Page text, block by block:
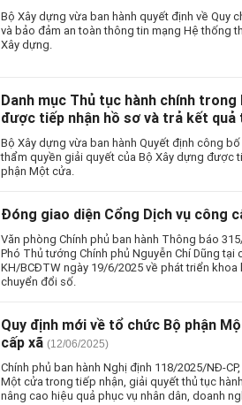
Bộ Xây dựng vừa ban hành quyết định về Quy
và bảo đảm an toàn thông tin mạng Hệ thống
Xây dựng.
Danh mục Thủ tục hành chính
được tiếp nhận hồ sơ và trả kết quả
Bộ Xây dựng vừa ban hành Quyết định công
thẩm quyền giải quyết của Bộ Xây dựng được
phận Một cửa.
Đóng giao diện Cổng Dịch vụ công
Văn phòng Chính phủ ban hành Thông báo
Phó Thủ tướng Chính phủ Nguyễn Chí Dũng
KH/BCĐTW ngày 19/6/2025 về phát triển
chuyển đổi số.
Quy định mới về tổ chức Bộ phận
cấp xã (12/06/2025)
Chính phủ ban hành Nghị định 118/2025/NĐ-
Một cửa trong tiếp nhận, giải quyết thủ tục
nâng cao hiệu quả phục vụ nhân dân, doanh